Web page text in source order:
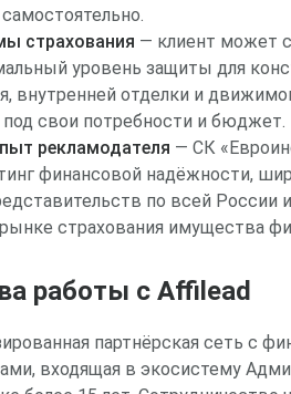
страхования — клиент может
уровень защиты для
внутренней отделки и
под свои потребности и бюджет.
рекламодателя — СК
финансовой надёжности,
по всей России
страхования имущества
работы с Affilead
партнёрская сеть с
входящая в экосистему